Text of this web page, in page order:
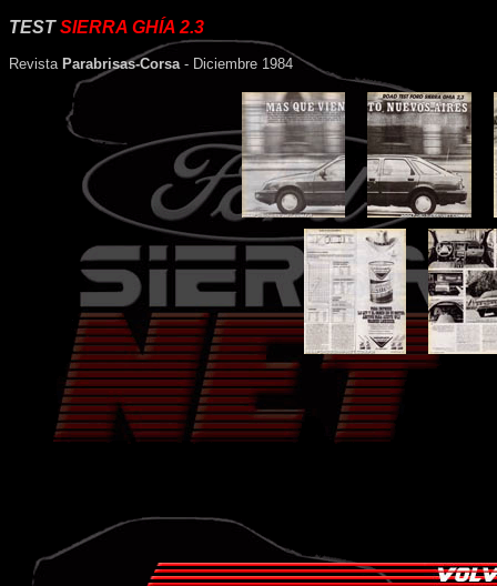
TESTSIERRA GHÍA 2.3
Revista Parabrisas-Corsa- Diciembre 1984